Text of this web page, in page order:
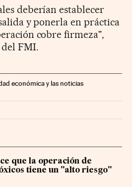
deberían establecer
y ponerla en práctica
cobre firmeza",
FMI.
económica y las noticias
Facebook
en Twitter
que la operación de
tiene un "alto riesgo"